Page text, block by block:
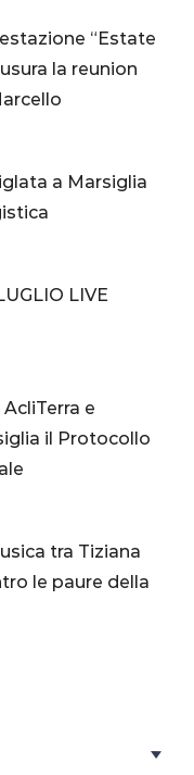
“Estate
la reunion
a Marsiglia
LIVE
e
il Protocollo
tra Tiziana
le paure della